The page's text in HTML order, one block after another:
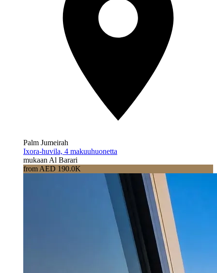
Palm Jumeirah
Ixora-huvila, 4 makuuhuonetta
mukaan Al Barari
from AED 190.0K